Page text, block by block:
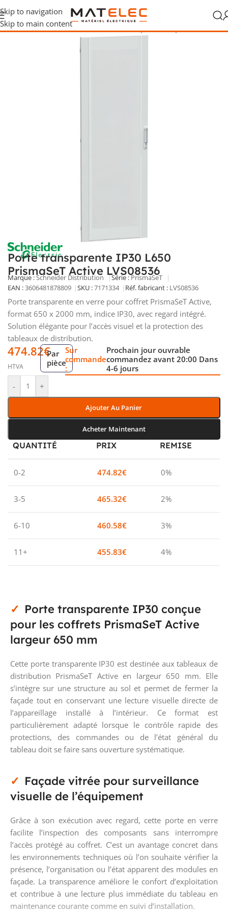
Skip to navigation
Skip to main content
/Tableaux de distribution/Portes et plastrons pour coffrets
Porte transparente IP30 L650
PrismaSeT Active LVS08536
Marque :Schneider Distribution Série :PrismaSeT
EAN :3606481878809 SKU :7171334 Réf. fabricant : LVS08536
Porte transparente en verre pour coffret PrismaSeT Active,
format 650 x 2000 mm, indice IP30, avec regard intégré.
Solution élégante pour l’accès visuel et la protection des
tableaux de distribution.
474.82€
HTVA
Par
pièce
Sur
commande
:
Prochain jour ouvrable
commandez avant 20:00 Dans
4-6 jours
-
+
Ajouter Au Panier
Acheter Maintenant
QUANTITÉ PRIX REMISE
0-2 474.82€ 0%
3-5 465.32€ 2%
6-10 460.58€ 3%
11+ 455.83€ 4%
Porte transparente IP30 conçue
pour les coffrets PrismaSeT Active
largeur 650 mm
Cette porte transparente IP30 est destinée aux tableaux de
distribution PrismaSeT Active en largeur 650 mm. Elle
s’intègre sur une structure au sol et permet de fermer la
façade tout en conservant une lecture visuelle directe de
l’appareillage installé à l’intérieur. Ce format est
particulièrement adapté lorsque le contrôle rapide des
protections, des commandes ou de l’état général du
tableau doit se faire sans ouverture systématique.
Façade vitrée pour surveillance
visuelle de l’équipement
Grâce à son exécution avec regard, cette porte en verre
facilite l’inspection des composants sans interrompre
l’accès protégé au coffret. C’est un avantage concret dans
les environnements techniques où l’on souhaite vérifier la
présence, l’organisation ou l’état apparent des modules en
façade. La transparence améliore le confort d’exploitation
et contribue à une lecture plus immédiate du tableau en
maintenance courante comme en suivi d’installation.